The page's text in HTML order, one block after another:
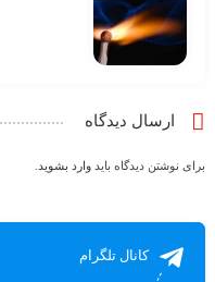
ارسال دیدگاه
برای نوشتن دیدگاه باید وارد بشوید
کانال تلگرام